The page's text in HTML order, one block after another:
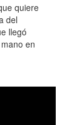
quiere
del
llegó
en